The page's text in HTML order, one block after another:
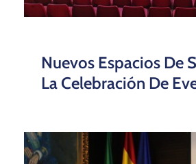
Nuevos Espacios De
La Celebración De